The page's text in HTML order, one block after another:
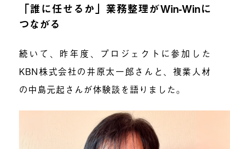
「誰に任せるか」業務整理がWin-Winに
つながる
続いて、昨年度、プロジェクトに参加した
KBN株式会社の井原太一郎さんと、複業人材
の中島元起さんが体験談を語りました。